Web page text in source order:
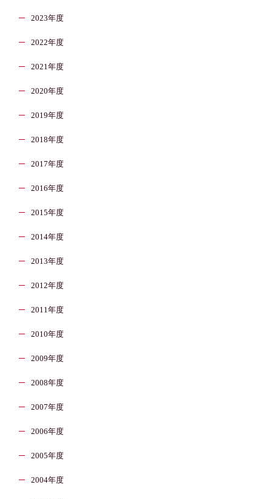
2023年度
2022年度
2021年度
2020年度
2019年度
2018年度
2017年度
2016年度
2015年度
2014年度
2013年度
2012年度
2011年度
2010年度
2009年度
2008年度
2007年度
2006年度
2005年度
2004年度